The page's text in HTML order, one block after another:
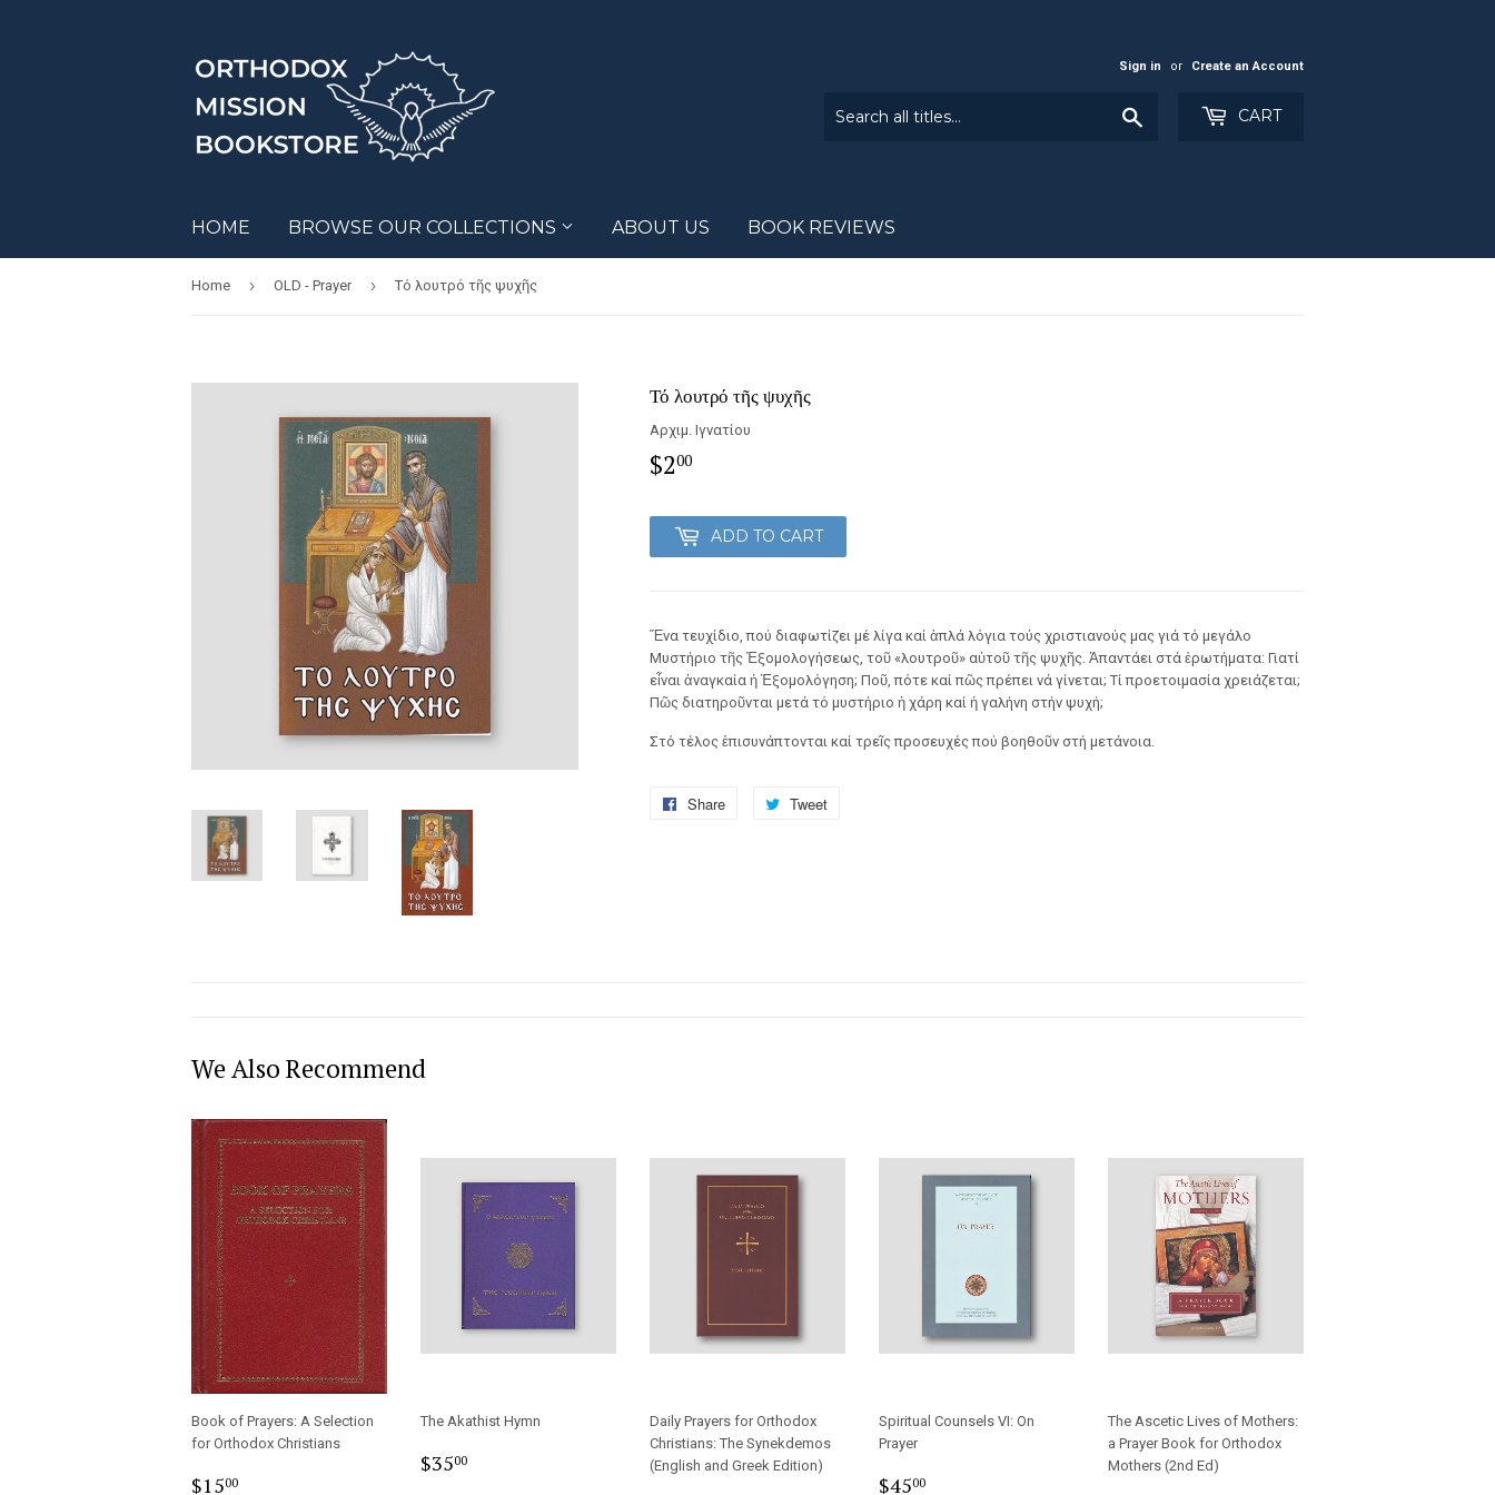
Sign in or Create an Account
CART
HOME BROWSE OUR COLLECTIONS ABOUT US BOOK REVIEWS
Home › OLD - Prayer › Τό λουτρό τῆς ψυχῆς
Τό λουτρό τῆς ψυχῆς
Αρχιμ. Ιγνατίου
$200
ADD TO CART
Ἕνα τευχίδιο, πού διαφωτίζει μέ λίγα καί ἁπλά λόγια τούς χριστιανούς μας γιά τό μεγάλο
Μυστήριο τῆς Ἐξομολογήσεως, τοῦ «λουτροῦ» αὐτοῦ τῆς ψυχῆς. Ἀπαντάει στά ἐρωτήματα: Γιατί
εἶναι ἀναγκαία ἡ Ἐξομολόγηση; Ποῦ, πότε καί πῶς πρέπει νά γίνεται; Τί προετοιμασία χρειάζεται;
Πῶς διατηροῦνται μετά τό μυστήριο ἡ χάρη καί ἡ γαλήνη στήν ψυχή;
Στό τέλος ἐπισυνάπτονται καί τρεῖς προσευχές πού βοηθοῦν στή μετάνοια.
Share
Share
Tweet
We Also Recommend
Book of Prayers: A Selection
for Orthodox Christians
Regular
$1500
The Akathist Hymn
Regular
$3500
Daily Prayers for Orthodox
Christians: The Synekdemos
(English and Greek Edition)
Spiritual Counsels VI: On
Prayer
Regular
$4500
The Ascetic Lives of Mothers:
a Prayer Book for Orthodox
Mothers (2nd Ed)